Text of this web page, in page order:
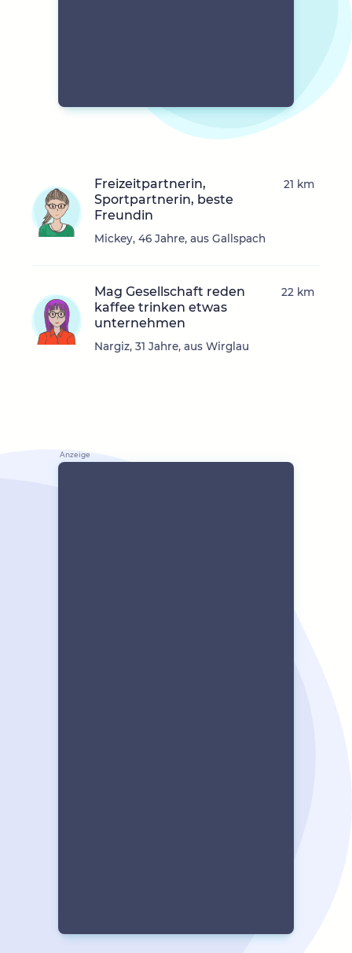
Freizeitpartnerin,
Sportpartnerin, beste
Freundin
Mickey, 46 Jahre, aus Gallspach
21 km
Mag Gesellschaft reden
kaffee trinken etwas
unternehmen
Nargiz, 31 Jahre, aus Wirglau
22 km